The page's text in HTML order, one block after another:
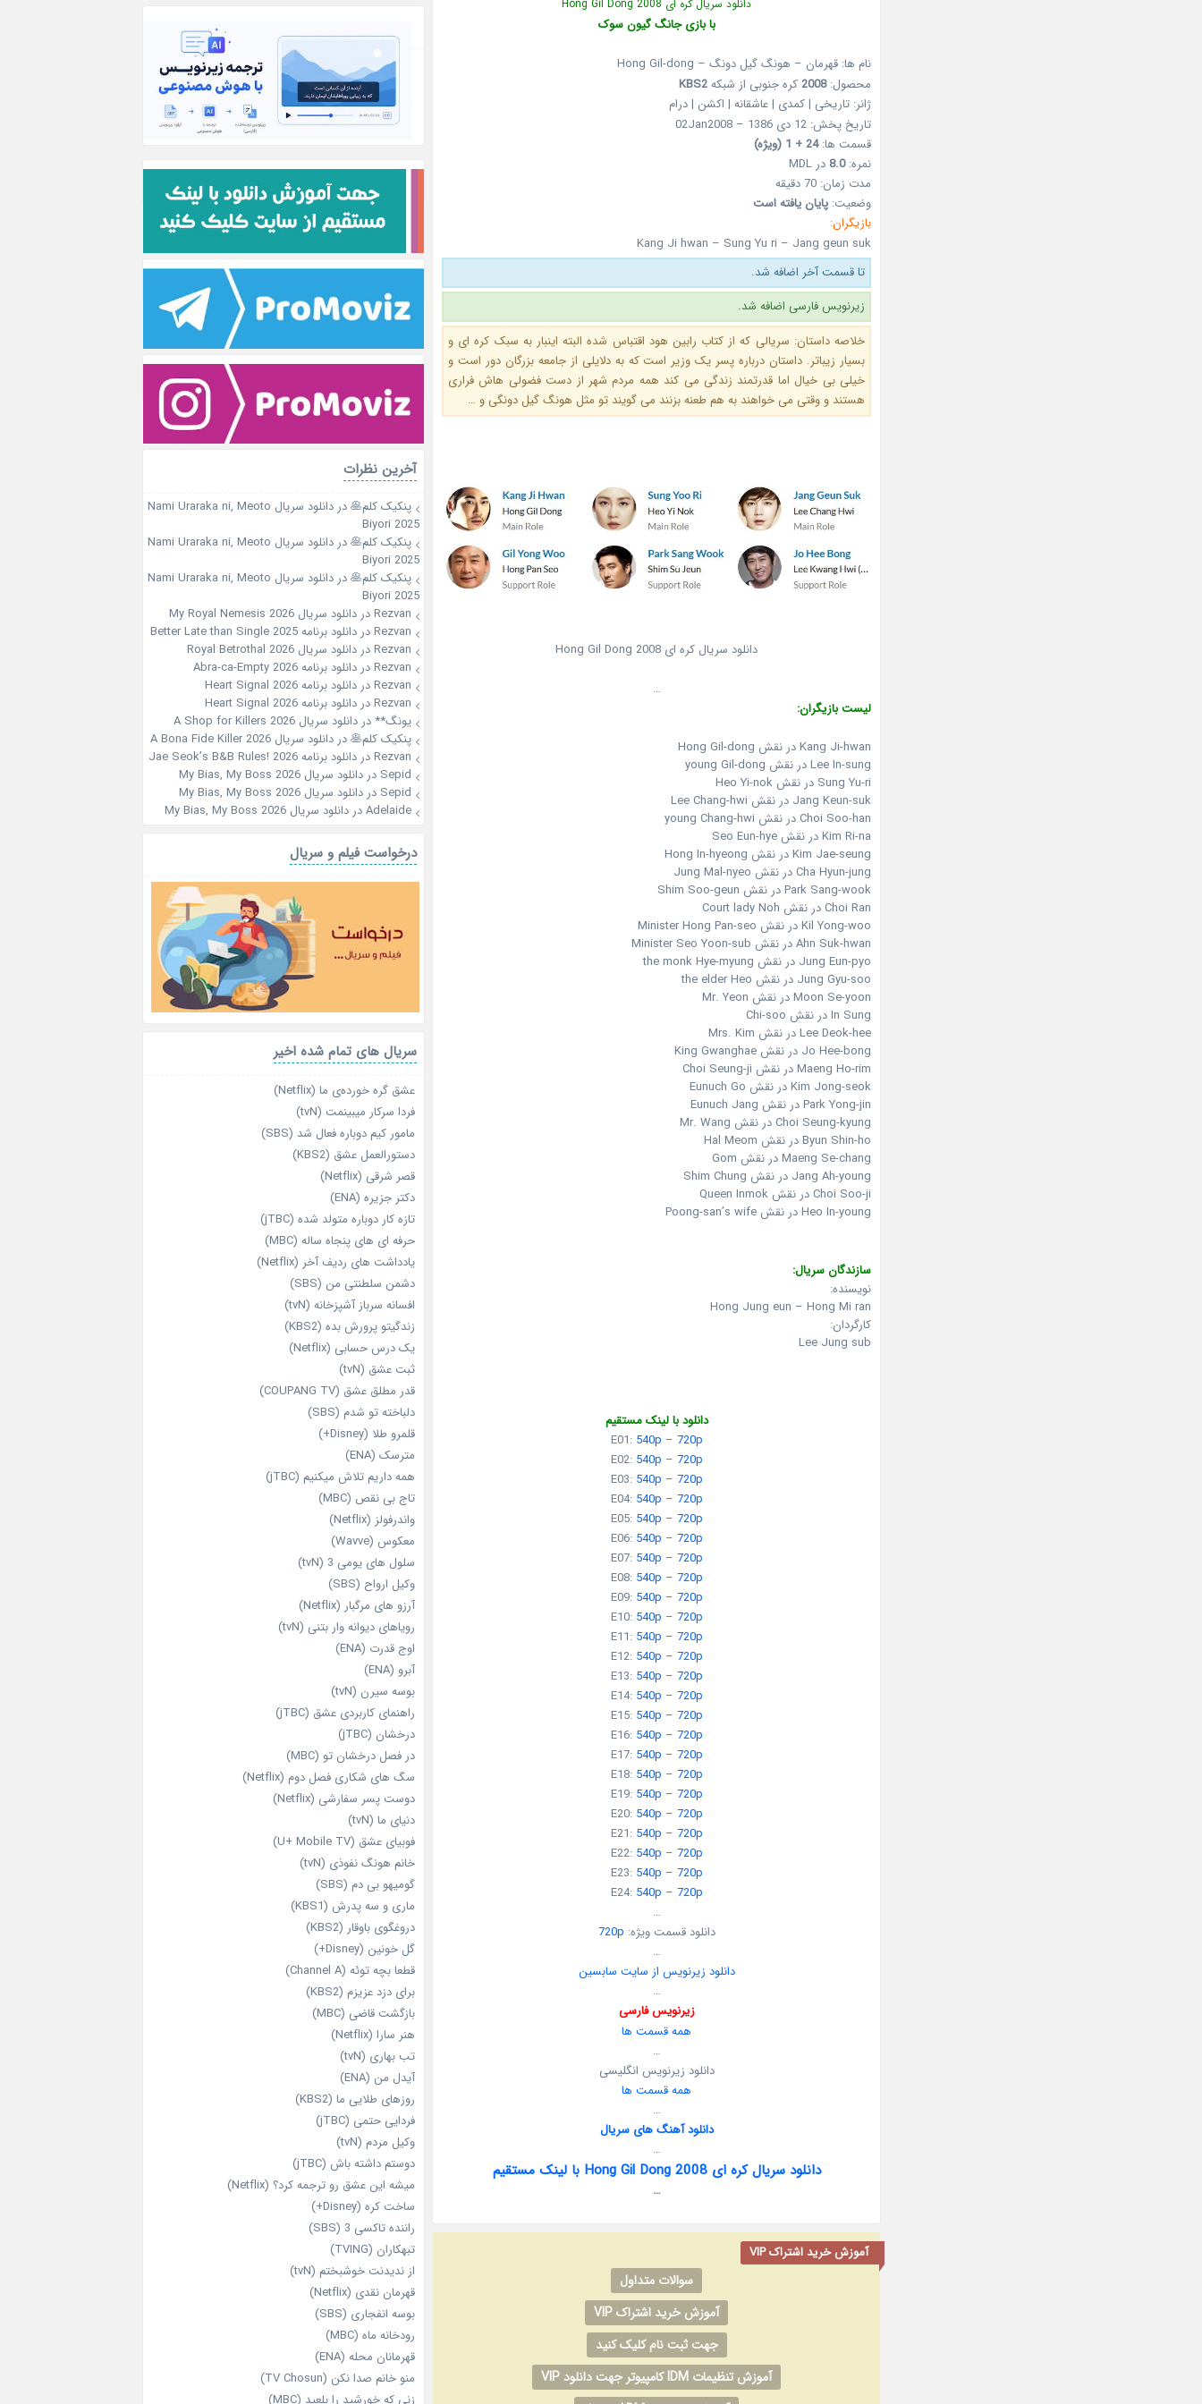
دانلود سریال کره ای Hong Gil Dong 2008
با بازی جانگ گیون سوک
نام ها: قهرمان – هونگ گیل دونگ – Hong Gil-dong
محصول:2008کره جنوبی از شبکهKBS2
ژانر: تاریخی | کمدی | عاشقانه | اکشن | درام
تاریخ پخش: 12 دی 1386 – 02Jan2008
قسمت ها:24 + 1 (ویژه)
نمره:8.0 در MDL
مدت زمان: 70 دقیقه
وضعیت: پایان یافته است
بازیگران:
Kang Ji hwan – Sung Yu ri – Jang geun suk
تا قسمت آخر اضافه شد.
زیرنویس فارسی اضافه شد.
خلاصه داستان: سریالی که از کتاب رابین هود اقتباس شده البته اینبار به سبک کره ای و
بسیار زیباتر. داستان درباره پسر یک وزیر است که به دلایلی از جامعه بزرگان دور است و
خیلی بی خیال اما قدرتمند زندگی می کند همه مردم شهر از دست فضولی هاش فراری
هستند و وقتی می خواهند به هم طعنه بزنند می گویند تو مثل هونگ گیل دونگی و …
دانلود سریال کره ای Hong Gil Dong 2008
…
لیست بازیگران:
Kang Ji-hwan در نقش Hong Gil-dong
Lee In-sung در نقش young Gil-dong
Sung Yu-ri در نقش Heo Yi-nok
Jang Keun-suk در نقش Lee Chang-hwi
Choi Soo-han در نقش young Chang-hwi
Kim Ri-na در نقش Seo Eun-hye
Kim Jae-seung در نقش Hong In-hyeong
Cha Hyun-jung در نقش Jung Mal-nyeo
Park Sang-wook در نقش Shim Soo-geun
Choi Ran در نقش Court lady Noh
Kil Yong-woo در نقش Minister Hong Pan-seo
Ahn Suk-hwan در نقش Minister Seo Yoon-sub
Jung Eun-pyo در نقش the monk Hye-myung
Jung Gyu-soo در نقش the elder Heo
Moon Se-yoon در نقش Mr. Yeon
In Sung در نقش Chi-soo
Lee Deok-hee در نقش Mrs. Kim
Jo Hee-bong در نقش King Gwanghae
Maeng Ho-rim در نقش Choi Seung-ji
Kim Jong-seok در نقش Eunuch Go
Park Yong-jin در نقش Eunuch Jang
Choi Seung-kyung در نقش Mr. Wang
Byun Shin-ho در نقش Hal Meom
Maeng Se-chang در نقش Gom
Jang Ah-young در نقش Shim Chung
Choi Soo-ji در نقش Queen Inmok
Heo In-young در نقش Poong-san’s wife
سازندگان سریال:
نویسنده:
Hong Jung eun – Hong Mi ran
کارگردان:
Lee Jung sub
دانلود با لینک مستقیم
E01: 540p – 720p
E02: 540p – 720p
E03: 540p – 720p
E04: 540p – 720p
E05: 540p – 720p
E06: 540p – 720p
E07: 540p – 720p
E08: 540p – 720p
E09: 540p – 720p
E10: 540p – 720p
E11: 540p – 720p
E12: 540p – 720p
E13: 540p – 720p
E14: 540p – 720p
E15: 540p – 720p
E16: 540p – 720p
E17: 540p – 720p
E18: 540p – 720p
E19: 540p – 720p
E20: 540p – 720p
E21: 540p – 720p
E22: 540p – 720p
E23: 540p – 720p
E24: 540p – 720p
…
دانلود قسمت ویژه: 720p
…
دانلود زیرنویس از سایت سابسین
…
زیرنویس فارسی
همه قسمت ها
…
دانلود زیرنویس انگلیسی
همه قسمت ها
…
دانلود آهنگ های سریال
…
دانلود سریال کره ای Hong Gil Dong 2008 با لینک مستقیم
…
آموزش خرید اشتراک VIP
سوالات متداول
آموزش خرید اشتراک VIP
جهت ثبت نام کلیک کنید
آموزش تنظیمات IDM کامپیوتر جهت دانلود VIP
آخرین نظرات
پنکیک کلم🥞در
دانلود سریال Nami Uraraka ni, Meoto
Biyori 2025
پنکیک کلم🥞در
دانلود سریال Nami Uraraka ni, Meoto
Biyori 2025
پنکیک کلم🥞در
دانلود سریال Nami Uraraka ni, Meoto
Biyori 2025
Rezvanدر دانلود سریال My Royal Nemesis 2026
Rezvanدر دانلود برنامه Better Late than Single 2025
Rezvanدر دانلود سریال Royal Betrothal 2026
Rezvanدر دانلود برنامه Abra-ca-Empty 2026
Rezvanدر دانلود برنامه Heart Signal 2026
Rezvanدر دانلود برنامه Heart Signal 2026
یونگ** در دانلود سریال A Shop for Killers 2026
پنکیک کلم🥞در دانلود سریال A Bona Fide Killer 2026
Rezvanدر دانلود برنامه Jae Seok’s B&B Rules! 2026
Sepid در دانلود سریال My Bias, My Boss 2026
Sepid در دانلود سریال My Bias, My Boss 2026
Adelaideدر دانلود سریال My Bias, My Boss 2026
درخواست فیلم و سریال
سریال های تمام شده اخیر
عشق گره خورده‌ی ما (Netflix)
فردا سرکار میبینمت (tvN)
مامور کیم دوباره فعال شد (SBS)
دستورالعمل عشق (KBS2)
قصر شرقی (Netflix)
دکتر جزیره (ENA)
تازه‌ کار دوباره‌ متولد شده (jTBC)
حرفه‌ ای‌ های پنجاه‌ ساله (MBC)
یادداشت‌ های ردیف آخر (Netflix)
دشمن سلطنتی من (SBS)
افسانه سرباز آشپزخانه (tvN)
زندگیتو پرورش بده (KBS2)
یک درس حسابی (Netflix)
ثبت عشق (tvN)
قدر مطلق عشق (COUPANG TV)
دلباخته تو شدم (SBS)
قلمرو طلا (Disney+)
مترسک (ENA)
همه داریم تلاش میکنیم (jTBC)
تاج بی‌ نقص (MBC)
واندرفولز (Netflix)
معکوس (Wavve)
سلول های یومی 3 (tvN)
وکیل ارواح (SBS)
آرزو های مرگبار (Netflix)
رویاهای دیوانه‌ وار بتنی (tvN)
اوج قدرت (ENA)
آبرو (ENA)
بوسه سیرن (tvN)
راهنمای کاربردی عشق (jTBC)
درخشان (jTBC)
در فصل درخشان تو (MBC)
سگ های شکاری فصل دوم (Netflix)
دوست‌ پسر سفارشی (Netflix)
دنیای ما (tvN)
فوبیای عشق (U+ Mobile TV)
خانم هونگ نفوذی (tvN)
گومیهو بی دم (SBS)
ماری و سه پدرش (KBS1)
دروغگوی باوقار (KBS2)
گل خونین (Disney+)
قطعا بچه توئه (Channel A)
برای دزد عزیزم (KBS2)
بازگشت قاضی (MBC)
هنر سارا (Netflix)
تب بهاری (tvN)
آیدل من (ENA)
روزهای طلایی ما (KBS2)
فردایی حتمی (jTBC)
وکیل مردم (tvN)
دوستم داشته باش (jTBC)
میشه این عشق رو ترجمه کرد؟ (Netflix)
ساخت کره (Disney+)
راننده تاکسی 3 (SBS)
تبهکاران (TVING)
از ندیدنت خوشبختم (tvN)
قهرمان نقدی (Netflix)
بوسه انفجاری (SBS)
رودخانه ماه (MBC)
قهرمانان محله (ENA)
منو خانم صدا نکن (TV Chosun)
زنی که خورشید را بلعید (MBC)